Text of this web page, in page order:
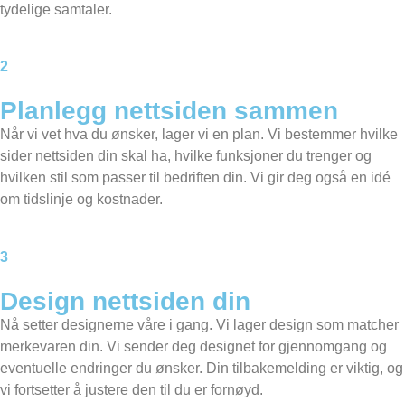
tydelige samtaler.
2
Planlegg nettsiden sammen​
Når vi vet hva du ønsker, lager vi en plan. Vi bestemmer hvilke
sider nettsiden din skal ha, hvilke funksjoner du trenger og
hvilken stil som passer til bedriften din. Vi gir deg også en idé
om tidslinje og kostnader.
3
Design nettsiden din
Nå setter designerne våre i gang. Vi lager design som matcher
merkevaren din. Vi sender deg designet for gjennomgang og
eventuelle endringer du ønsker. Din tilbakemelding er viktig, og
vi fortsetter å justere den til du er fornøyd.